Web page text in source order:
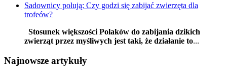
Sadownicy polują: Czy godzi się zabijać zwierzęta dla
trofeów?
Stosunek większości Polaków do zabijania dzikich
zwierząt przez myśliwych jest taki, że działanie to...
Najnowsze artykuły